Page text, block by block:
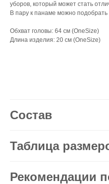
уборов, который может стать
В пару к панаме можно
Обхват головы: 64 см (OneSize)
Длина изделия: 20 см (OneSize)
Состав
Таблица
Рекомендации